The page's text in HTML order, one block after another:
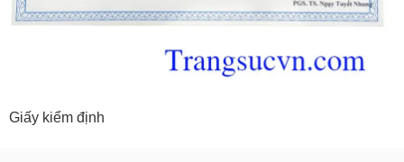
Giấy kiểm định